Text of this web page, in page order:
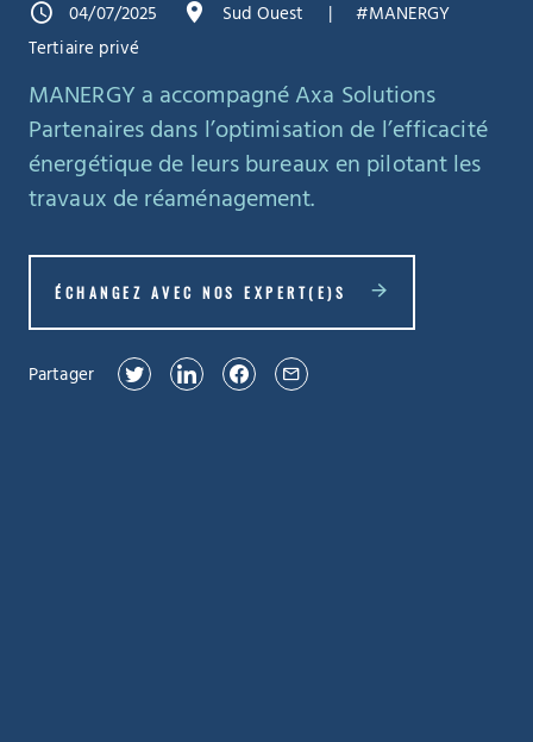
04/07/2025 Sud Ouest
#MANERGY
Tertiaire privé
MANERGY a accompagné Axa Solutions
Partenaires dans l’optimisation de l’efficacité
énergétique de leurs bureaux en pilotant les
travaux de réaménagement.
ÉCHANGEZ AVEC NOS EXPERT(E)S
Partager